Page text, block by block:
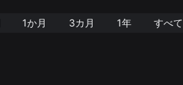
1か月 3カ月 1年 すべて